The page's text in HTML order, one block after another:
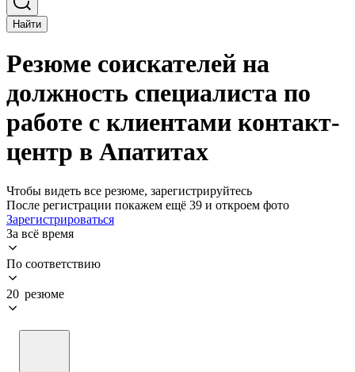
Найти
Резюме соискателей на
должность специалиста по
работе с клиентами контакт-
центр в Апатитах
Чтобы видеть все резюме, зарегистрируйтесь
После регистрации покажем ещё 39 и откроем фото
Зарегистрироваться
За всё время
По соответствию
20 резюме